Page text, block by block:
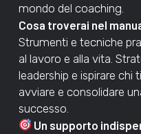
mondo del coaching.
Cosa troverai nel
Strumenti e tecniche
al lavoro e alla vita.
leadership e ispirare chi
avviare e consolidare
successo.
Un supporto